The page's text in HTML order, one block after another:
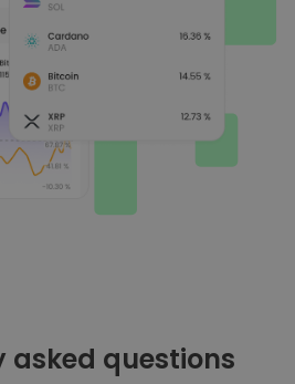
asked questions